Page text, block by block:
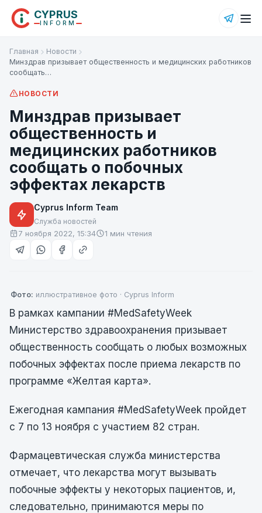
CYPRUS
INFORM
Главная
Новости
Минздрав призывает общественность и медицинских работников
сообщать…
НОВОСТИ
Минздрав призывает
общественность и
медицинских работников
сообщать о побочных
эффектах лекарств
Cyprus Inform Team
Служба новостей
7 ноября 2022, 15:34 1 мин чтения
Фото: иллюстративное фото · Cyprus Inform
В рамках кампании #MedSafetyWeek
Министерство здравоохранения призывает
общественность сообщать о любых возможных
побочных эффектах после приема лекарств по
программе «Желтая карта».
Ежегодная кампания #MedSafetyWeek пройдет
с 7 по 13 ноября с участием 82 стран.
Фармацевтическая служба министерства
отмечает, что лекарства могут вызывать
побочные эффекты у некоторых пациентов, и,
следовательно, принимаются меры по